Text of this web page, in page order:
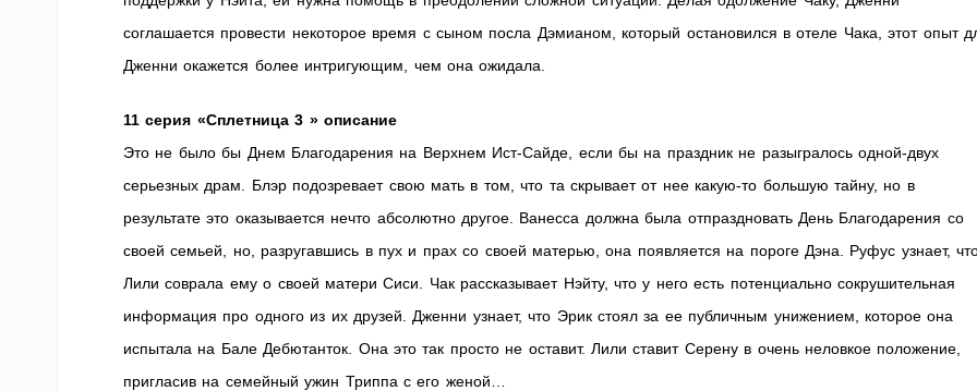
соглашается провести некоторое время с сыном посла Дэмианом, который остановился в отеле Чака, этот опыт
Дженни окажется более интригующим, чем она ожидала.
11 серия «Сплетница 3 » описание
Это не было бы Днем Благодарения на Верхнем Ист-Сайде, если бы на праздник не разыгралось одной-двух
серьезных драм. Блэр подозревает свою мать в том, что та скрывает от нее какую-то большую тайну, но в
результате это оказывается нечто абсолютно другое. Ванесса должна была отпраздновать День Благодарения со
своей семьей, но, разругавшись в пух и прах со своей матерью, она появляется на пороге Дэна. Руфус узнает,
Лили соврала ему о своей матери Сиси. Чак рассказывает Нэйту, что у него есть потенциально сокрушительная
информация про одного из их друзей. Дженни узнает, что Эрик стоял за ее публичным унижением, которое она
испытала на Бале Дебютанток. Она это так просто не оставит. Лили ставит Серену в очень неловкое положение,
пригласив на семейный ужин Триппа с его женой…